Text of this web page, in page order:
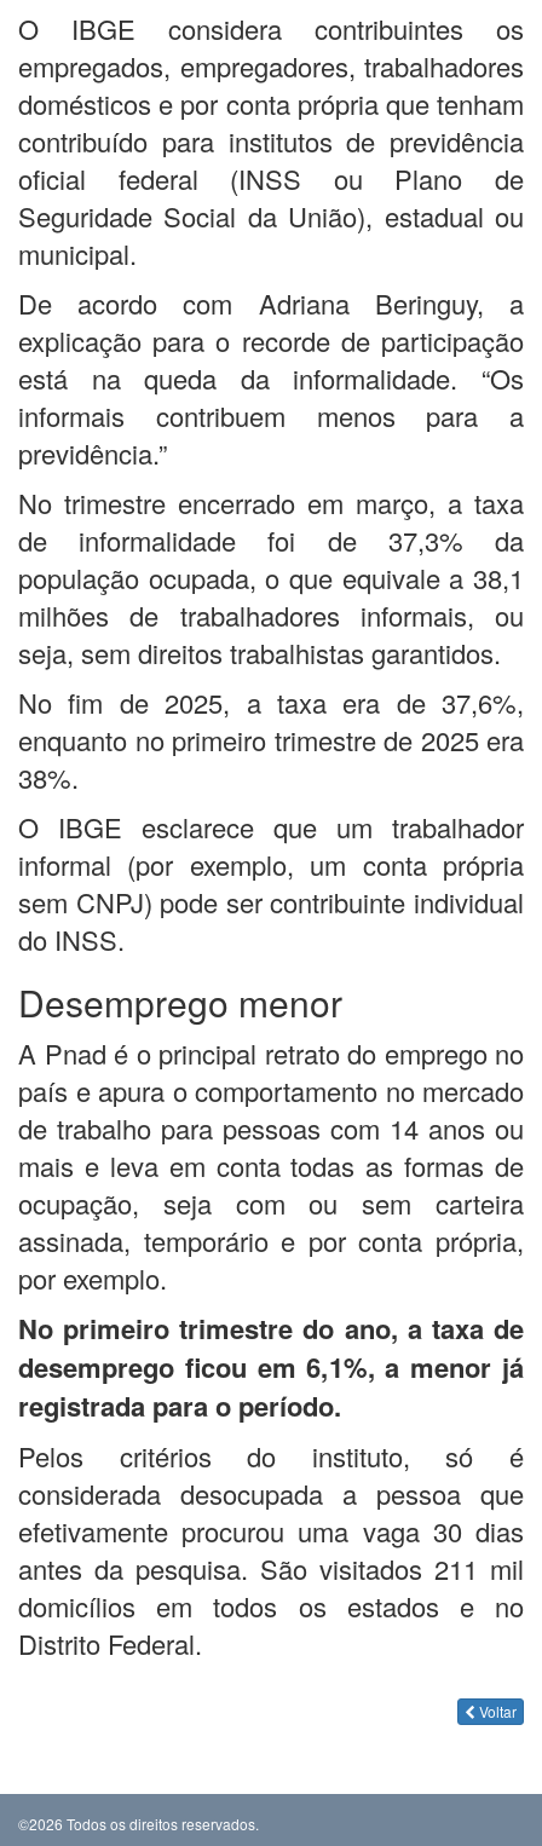
O IBGE considera contribuintes os
empregados, empregadores, trabalhadores
domésticos e por conta própria que tenham
contribuído para institutos de previdência
oficial federal (INSS ou Plano de
Seguridade Social da União), estadual ou
municipal.
De acordo com Adriana Beringuy, a
explicação para o recorde de participação
está na queda da informalidade. “Os
informais contribuem menos para a
previdência.”
No trimestre encerrado em março, a taxa
de informalidade foi de 37,3% da
população ocupada, o que equivale a 38,1
milhões de trabalhadores informais, ou
seja, sem direitos trabalhistas garantidos.
No fim de 2025, a taxa era de 37,6%,
enquanto no primeiro trimestre de 2025 era
38%.
O IBGE esclarece que um trabalhador
informal (por exemplo, um conta própria
sem CNPJ) pode ser contribuinte individual
do INSS.
Desemprego menor
A Pnad é o principal retrato do emprego no
país e apura o comportamento no mercado
de trabalho para pessoas com 14 anos ou
mais e leva em conta todas as formas de
ocupação, seja com ou sem carteira
assinada, temporário e por conta própria,
por exemplo.
No primeiro trimestre do ano, a taxa de
desemprego ficou em 6,1%, a menor já
registrada para o período.
Pelos critérios do instituto, só é
considerada desocupada a pessoa que
efetivamente procurou uma vaga 30 dias
antes da pesquisa. São visitados 211 mil
domicílios em todos os estados e no
Distrito Federal.
Voltar
©2026 Todos os direitos reservados.